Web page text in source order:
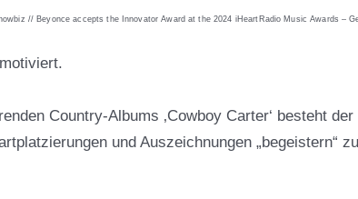
// Beyonce accepts the Innovator Award at the 2024 iHeartRadio Music Awards –
Country-Albums ‚Cowboy Carter‘ besteht der
und Auszeichnungen „begeistern“ zu